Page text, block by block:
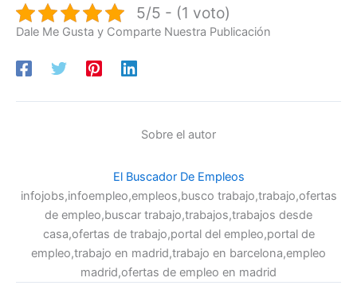
5/5 - (1 voto)
Dale Me Gusta y Comparte Nuestra Publicación
Sobre el autor
El Buscador De Empleos
infojobs,infoempleo,empleos,busco trabajo,trabajo,ofertas
de empleo,buscar trabajo,trabajos,trabajos desde
casa,ofertas de trabajo,portal del empleo,portal de
empleo,trabajo en madrid,trabajo en barcelona,empleo
madrid,ofertas de empleo en madrid